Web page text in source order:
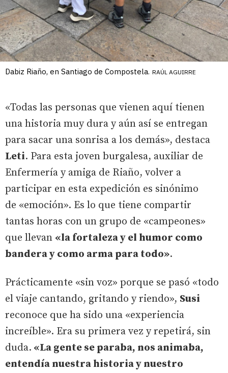
Dabiz Riaño, en Santiago de Compostela. RAÚL AGUIRRE
«Todas las personas que vienen aquí tienen
una historia muy dura y aún así se entregan
para sacar una sonrisa a los demás», destaca
Leti. Para esta joven burgalesa, auxiliar de
Enfermería y amiga de Riaño, volver a
participar en esta expedición es sinónimo
de «emoción». Es lo que tiene compartir
tantas horas con un grupo de «campeones»
que llevan «la fortaleza y el humor como
bandera y como arma para todo».
Prácticamente «sin voz» porque se pasó «todo
el viaje cantando, gritando y riendo», Susi
reconoce que ha sido una «experiencia
increíble». Era su primera vez y repetirá, sin
duda. «La gente se paraba, nos animaba,
entendía nuestra historia y nuestro